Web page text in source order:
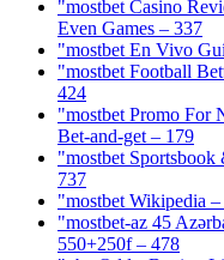
"mostbet Casino
Even Games – 337
"mostbet En Vivo
"mostbet Football
424
"mostbet Promo For
Bet-and-get – 179
"‎mostbet
737
"mostbet Wikipedia
"mostbet-az 45
550+250f – 478